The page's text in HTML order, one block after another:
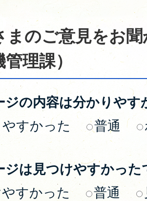
まのご意見をお
管理課）
ジの内容は分かりやす
すかった
普通
ジは見つけやすかった
すかった
普通